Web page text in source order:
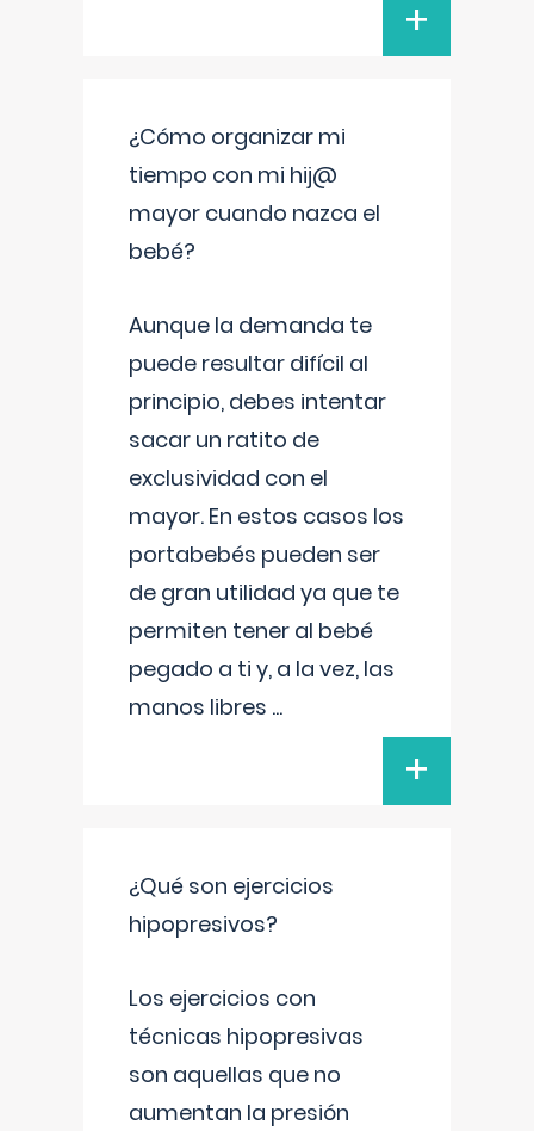
+
¿Cómo organizar mi
tiempo con mi hij@
mayor cuando nazca el
bebé?
Aunque la demanda te
puede resultar difícil al
principio, debes intentar
sacar un ratito de
exclusividad con el
mayor. En estos casos los
portabebés pueden ser
de gran utilidad ya que te
permiten tener al bebé
pegado a ti y, a la vez, las
manos libres ...
+
¿Qué son ejercicios
hipopresivos?
Los ejercicios con
técnicas hipopresivas
son aquellas que no
aumentan la presión